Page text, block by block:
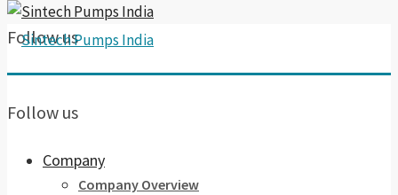
Follow us
Follow us
Company
Company Overview